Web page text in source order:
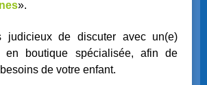
».
judicieux de discuter avec un(e)
en boutique spécialisée, afin de
de votre enfant.